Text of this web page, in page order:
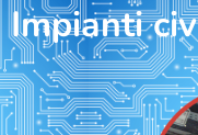
Impianti